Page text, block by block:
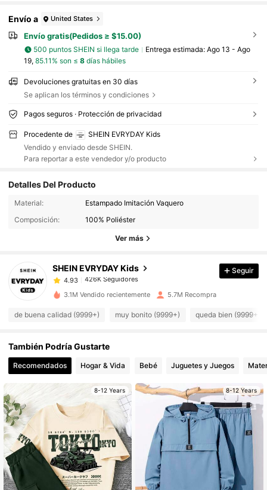
Envío a United States
Envío gratis(Pedidos ≥ $15.00)
500 puntos SHEIN si llega tarde Entrega estimada: Ago 13 - Ago
19, 85.11% son ≤ 8días hábiles
Devoluciones gratuitas en 30 días
Se aplican los términos y condiciones
Pagos seguros · Protección de privacidad
Procedente de
SHEIN EVRYDAY Kids
Vendido y enviado desde SHEIN.
Para reportar a este vendedor y/o producto
Detalles Del Producto
Material:
Estampado Imitación Vaquero
Composición:
100% Poliéster
Ver más
SHEIN EVRYDAY Kids
426K Seguidores
4.93
426K Seguidores
s***0
pagó Hace 6 horas
4.93 426K Seguidores
4.93 426K Seguidores
4.93 426K Seguidores
4.93 426K Seguidores
Seguir
3.1M Vendido recientemente 5.7M Recompra
de buena calidad (9999+) muy bonito (9999+) queda bien (9999+)
También Podría Gustarte
Recomendados Hogar & Vida Bebé Juguetes y Juegos
8-12 Years 8-12 Years